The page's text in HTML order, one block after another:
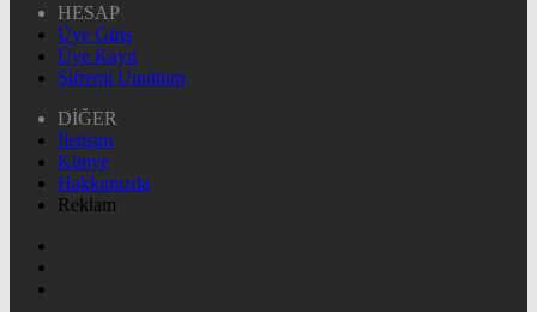
HESAP
Üye Giriş
Üye Kayıt
Şifremi Unuttum
DİĞER
İletişim
Künye
Hakkımızda
Reklam